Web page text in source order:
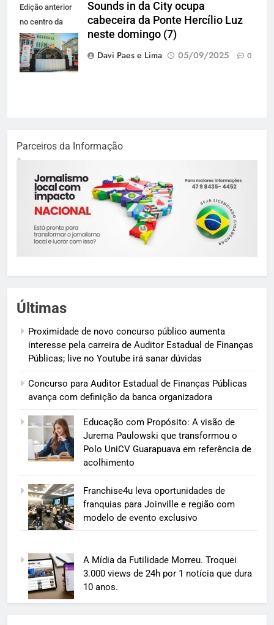
Edição anterior
no centro da
cidade (Foto:
Lara Decker)
Sounds in da City ocupa
cabeceira da Ponte Hercílio Luz
neste domingo (7)
Davi Paes e Lima
05/09/2025 0
Parceiros da Informação
Últimas
Proximidade de novo concurso público aumenta
interesse pela carreira de Auditor Estadual de Finanças
Públicas; live no Youtube irá sanar dúvidas
Concurso para Auditor Estadual de Finanças Públicas
avança com definição da banca organizadora
Educação com Propósito: A visão de
Jurema Paulowski que transformou o
Polo UniCV Guarapuava em referência de
acolhimento
Franchise4u leva oportunidades de
franquias para Joinville e região com
modelo de evento exclusivo
A Mídia da Futilidade Morreu. Troquei
3.000 views de 24h por 1 notícia que dura
10 anos.